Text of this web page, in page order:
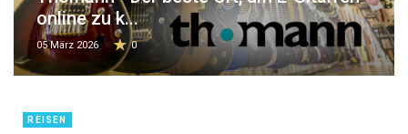
online zu k...
05 März 2026 0
REISEN